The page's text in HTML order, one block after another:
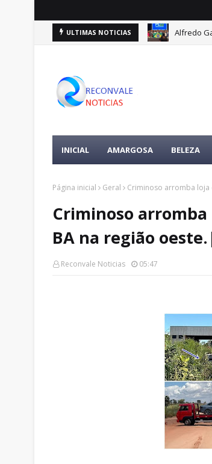
ULTIMAS NOTICIAS Alfredo
INICIAL AMARGOSA BELEZA
Página inicial Geral Criminoso arromba loja
Criminoso
BA na região
Reconvale Noticias 05:47